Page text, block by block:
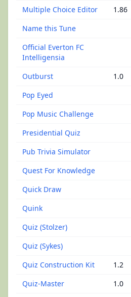
Multiple Choice Editor 1.86
Name this Tune
Official Everton FC
Intelligensia
Outburst 1.0
Pop Eyed
Pop Music Challenge
Presidential Quiz
Pub Trivia Simulator
Quest For Knowledge
Quick Draw
Quink
Quiz (Stolzer)
Quiz (Sykes)
Quiz Construction Kit
1.2
Quiz-Master
1.0